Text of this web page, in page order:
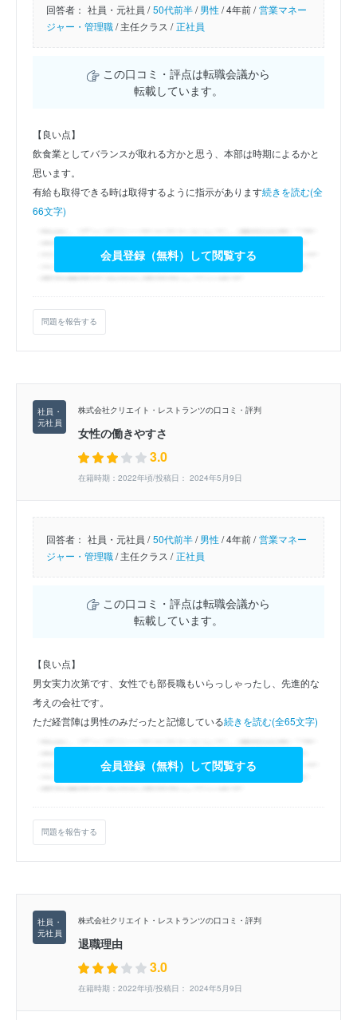
回答者： 社員・元社員 / 50代前半/男性/4年前 / 営業マネー
ジャー・管理職/主任クラス / 正社員
この口コミ・評点は転職会議から
転載しています。
【良い点】
飲食業としてバランスが取れる方かと思う、本部は時期によるかと
思います。
有給も取得できる時は取得するように指示があります続きを読む(全
66文字)
会員登録（無料）して閲覧する
問題を報告する
株式会社クリエイト・レストランツの口コミ・評判
女性の働きやすさ
3.0
在籍時期：2022年頃/投稿日： 2024年5月9日
回答者： 社員・元社員 / 50代前半/男性/4年前 / 営業マネー
ジャー・管理職/主任クラス / 正社員
この口コミ・評点は転職会議から
転載しています。
【良い点】
男女実力次第です、女性でも部長職もいらっしゃったし、先進的な
考えの会社です。
ただ経営陣は男性のみだったと記憶している続きを読む(全65文字)
会員登録（無料）して閲覧する
問題を報告する
株式会社クリエイト・レストランツの口コミ・評判
退職理由
3.0
在籍時期：2022年頃/投稿日： 2024年5月9日